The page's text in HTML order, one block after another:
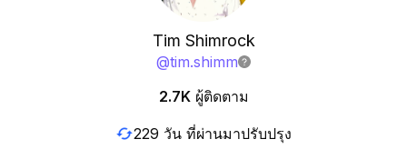
Tim Shimrock
@tim.shimm
2.7K ผู้ติดตาม
229 วัน ที่ผ่านมาปรับปรุง